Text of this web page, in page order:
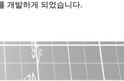
개발하게 되었습니다.